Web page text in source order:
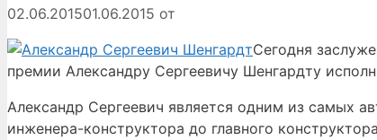
02.06.201501.06.2015 от
Сегодня
премии Александру Сергеевичу Шенгардту
Александр Сергеевич является одним из самых
инженера-конструктора до главного